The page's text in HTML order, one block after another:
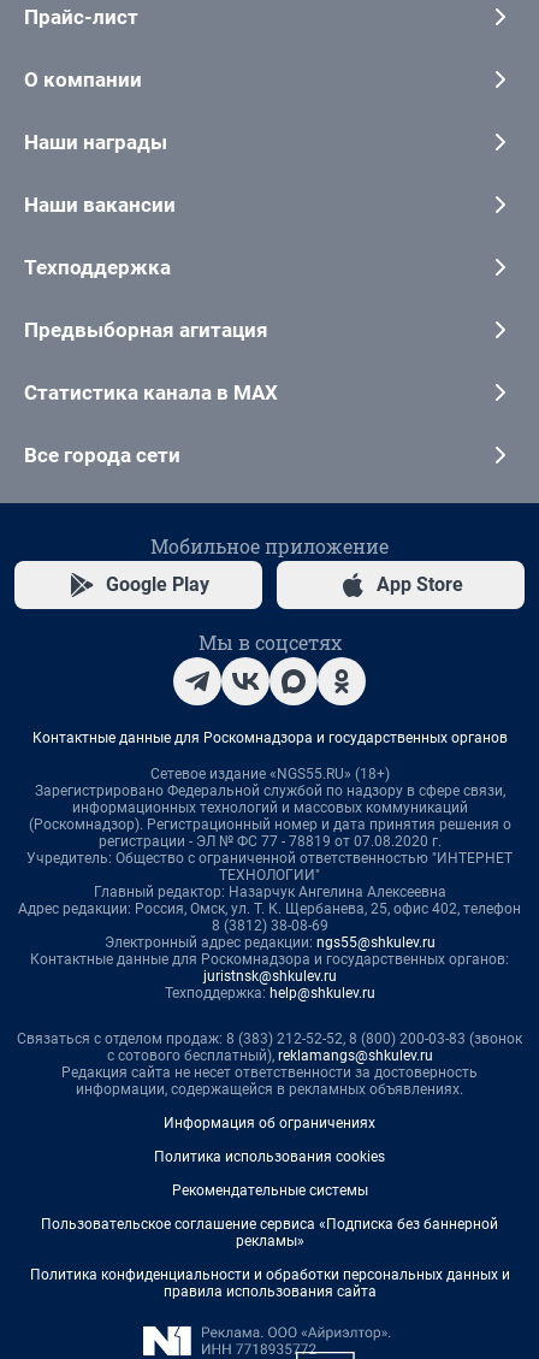
Прайс-лист
О компании
Наши награды
Наши вакансии
Техподдержка
Предвыборная агитация
Статистика канала в MAX
Все города сети
Мобильное приложение
Google Play App Store
Мы в соцсетях
Контактные данные для Роскомнадзора и государственных органов
Сетевое издание «NGS55.RU» (18+)
Зарегистрировано Федеральной службой по надзору в сфере связи,
информационных технологий и массовых коммуникаций
(Роскомнадзор). Регистрационный номер и дата принятия решения о
регистрации - ЭЛ № ФС 77 - 78819 от 07.08.2020 г.
Учредитель: Общество с ограниченной ответственностью "ИНТЕРНЕТ
ТЕХНОЛОГИИ"
Главный редактор: Назарчук Ангелина Алексеевна
Адрес редакции: Россия, Омск, ул. Т. К. Щербанева, 25, офис 402, телефон
8 (3812) 38-08-69
Электронный адрес редакции: ngs55@shkulev.ru
Контактные данные для Роскомнадзора и государственных органов:
juristnsk@shkulev.ru
Техподдержка: help@shkulev.ru
Связаться с отделом продаж: 8 (383) 212-52-52, 8 (800) 200-03-83 (звонок
с сотового бесплатный), reklamangs@shkulev.ru
Редакция сайта не несет ответственности за достоверность
информации, содержащейся в рекламных объявлениях.
Информация об ограничениях
Политика использования cookies
Рекомендательные системы
Пользовательское соглашение сервиса «Подписка без баннерной
рекламы»
Политика конфиденциальности и обработки персональных данных и
правила использования сайта